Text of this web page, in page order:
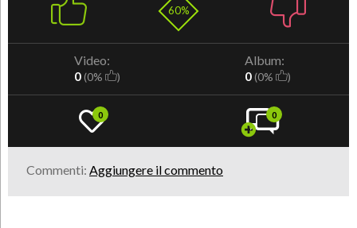
60%
Video:
0(0% )
Album:
0(0% )
0 0
Commenti: Aggiungere il commento